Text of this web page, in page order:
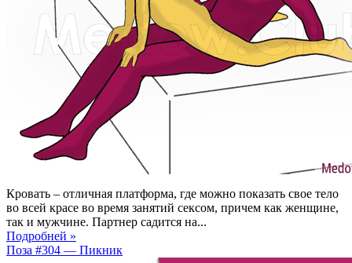
Кровать – отличная платформа, где можно показать свое тело
во всей красе во время занятий сексом, причем как женщине,
так и мужчине. Партнер садится на...
Подробней »
Поза #304 — Пикник